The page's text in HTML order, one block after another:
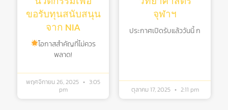
ขอรับทุนสนับสนุน
จาก NIA
โอกาสสำคัญที่ไม่ควร
พลาด!
พฤศจิกายน 26, 2025
3:05
pm
จุฬาฯ
ประกาศเปิดรับแล้ววันนี้ ก
ตุลาคม 17, 2025 2:11 pm